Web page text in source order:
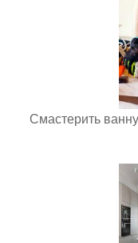
Смастерить